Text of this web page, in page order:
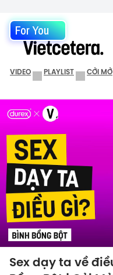
For You
VIDEO PLAYLIST CỞI MỞ
Sex dạy ta về